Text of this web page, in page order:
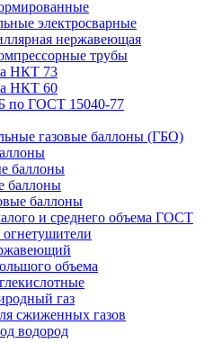
электросварные
нержавеющая
трубы
НКТ 73
НКТ 60
по ГОСТ 15040-77
газовые баллоны (ГБО)
баллоны
баллоны
баллоны
и среднего объема ГОСТ
объема
газ
сжиженных газов
водород